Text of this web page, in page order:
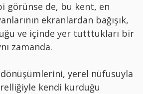
görünse de, bu kent, en
ekranlardan bağışık,
ve içinde yer tutttukları bir
zamanda.
yerel nüfusuyla
kendi kurduğu